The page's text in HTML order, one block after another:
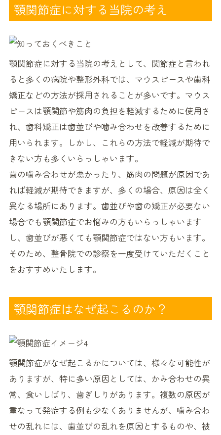
顎関節症に対する当院の考え
顎関節症に対する当院の考えとして、関節症と言われ
ると多くの病院や整形外科では、マウスピースや歯科
矯正などの方法が採用されることが多いです。マウス
ピースは顎関節や筋肉の負担を軽減するために使用さ
れ、歯科矯正は歯並びや噛み合わせを改善するために
用いられます。しかし、これらの方法で軽減が期待で
きない方も多くいらっしゃいます。
歯の噛み合わせが悪かったり、筋肉の問題が原因であ
れば軽減が期待できますが、多くの場合、原因は全く
異なる場所にあります。歯並びや歯の矯正が必要ない
場合でも顎関節症でお悩みの方もいらっしゃいます
し、歯並びが悪くても顎関節症ではない方もいます。
そのため、整骨院での診察を一度受けていただくこと
をおすすめいたします。
顎関節症はなぜ起こるのか？
顎関節症がなぜ起こるかについては、様々な可能性が
ありますが、特に多い原因としては、かみ合わせの異
常、食いしばり、歯ぎしりがあります。複数の原因が
重なって発症する例も少なくありませんが、噛み合わ
せの乱れには、歯並びの乱れを原因とするものや、被